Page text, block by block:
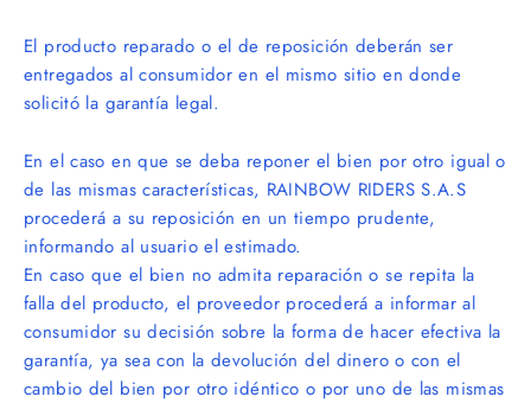
El producto reparado o el de reposición deberán ser
entregados al consumidor en el mismo sitio en donde
solicitó la garantía legal.
En el caso en que se deba reponer el bien por otro igual o
de las mismas características, RAINBOW RIDERS S.A.S
procederá a su reposición en un tiempo prudente,
informando al usuario el estimado.
En caso que el bien no admita reparación o se repita la
falla del producto, el proveedor procederá a informar al
consumidor su decisión sobre la forma de hacer efectiva la
garantía, ya sea con la devolución del dinero o con el
cambio del bien por otro idéntico o por uno de las mismas